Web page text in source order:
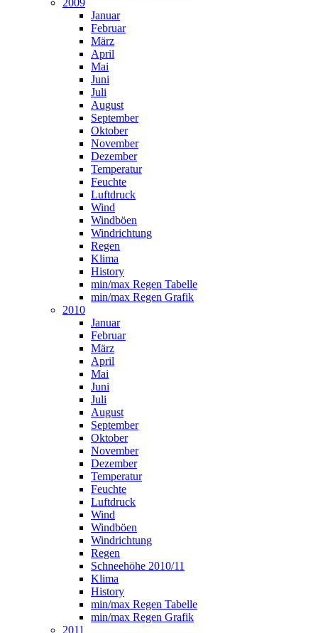
2009
Januar
Februar
März
April
Mai
Juni
Juli
August
September
Oktober
November
Dezember
Temperatur
Feuchte
Luftdruck
Wind
Windböen
Windrichtung
Regen
Klima
History
min/max Regen Tabelle
min/max Regen Grafik
2010
Januar
Februar
März
April
Mai
Juni
Juli
August
September
Oktober
November
Dezember
Temperatur
Feuchte
Luftdruck
Wind
Windböen
Windrichtung
Regen
Schneehöhe 2010/11
Klima
History
min/max Regen Tabelle
min/max Regen Grafik
2011